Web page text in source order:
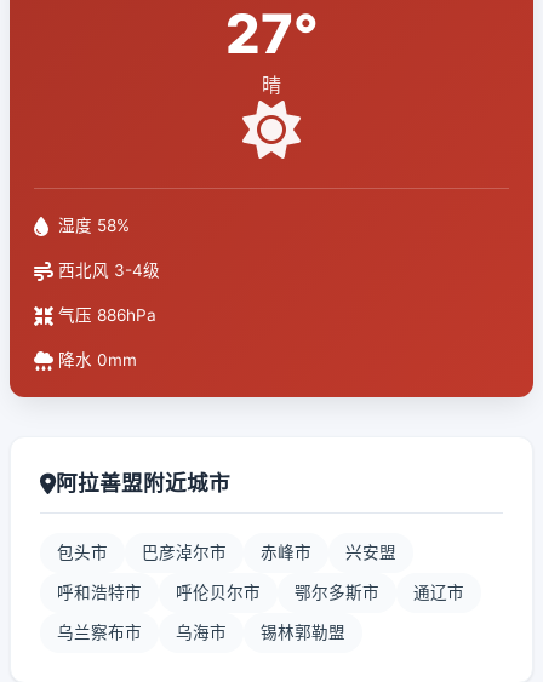
27°
晴
湿度 58%
西北风 3-4级
气压 886hPa
降水 0mm
阿拉善盟附近城市
包头市 巴彦淖尔市 赤峰市 兴安盟
呼和浩特市 呼伦贝尔市 鄂尔多斯市 通辽市
乌兰察布市 乌海市 锡林郭勒盟